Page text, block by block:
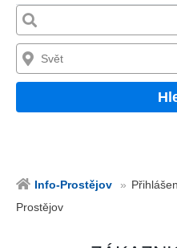
Info-Prostějov
Prostějov